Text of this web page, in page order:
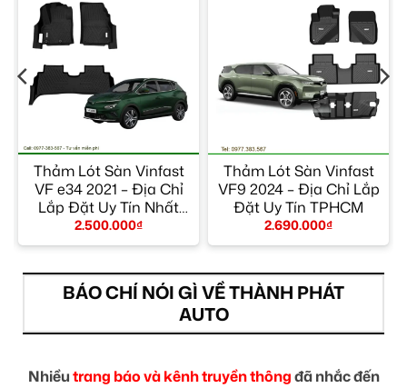
Thảm Lót Sàn Vinfast
VF e34 2021 – Địa Chỉ
Lắp Đặt Uy Tín Nhất
TPHCM
2.500.000₫
Thảm Lót Sàn Vinfast
VF9 2024 – Địa Chỉ Lắp
Đặt Uy Tín TPHCM
2.690.000₫
BÁO CHÍ NÓI GÌ VỀ THÀNH PHÁT
AUTO
Nhiềutrang báo và kênh truyền thôngđã nhắc đến